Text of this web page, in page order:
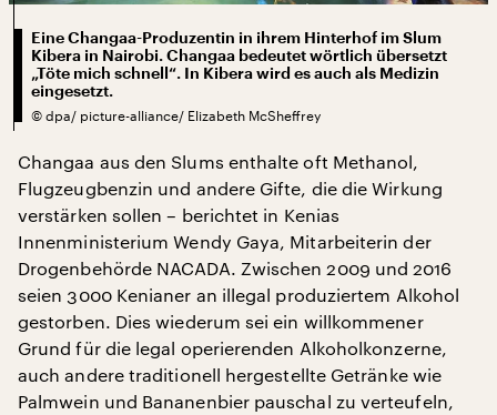
Eine Changaa-Produzentin in ihrem Hinterhof im Slum
Kibera in Nairobi. Changaa bedeutet wörtlich übersetzt
„Töte mich schnell“. In Kibera wird es auch als Medizin
eingesetzt.
© dpa/ picture-alliance/ Elizabeth McSheffrey
Changaa aus den Slums enthalte oft Methanol,
Flugzeugbenzin und andere Gifte, die die Wirkung
verstärken sollen – berichtet in Kenias
Innenministerium Wendy Gaya, Mitarbeiterin der
Drogenbehörde NACADA. Zwischen 2009 und 2016
seien 3000 Kenianer an illegal produziertem Alkohol
gestorben. Dies wiederum sei ein willkommener
Grund für die legal operierenden Alkoholkonzerne,
auch andere traditionell hergestellte Getränke wie
Palmwein und Bananenbier pauschal zu verteufeln,